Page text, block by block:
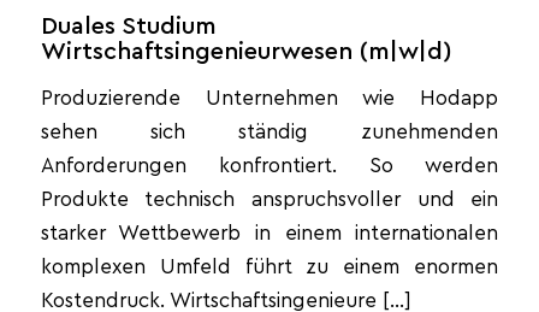
Duales Studium
Wirtschaftsingenieurwesen (m|w|d)
Produzierende Unternehmen wie Hodapp
sehen sich ständig zunehmenden
Anforderungen konfrontiert. So werden
Produkte technisch anspruchsvoller und ein
starker Wettbewerb in einem internationalen
komplexen Umfeld führt zu einem enormen
Kostendruck. Wirtschaftsingenieure […]